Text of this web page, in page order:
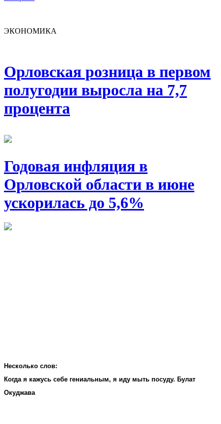
ЭКОНОМИКА
Орловская розница в первом
полугодии выросла на 7,7
процента
Годовая инфляция в
Орловской области в июне
ускорилась до 5,6%
Несколько слов:
Когда я кажусь себе гениальным, я иду мыть посуду. Булат
Окуджава